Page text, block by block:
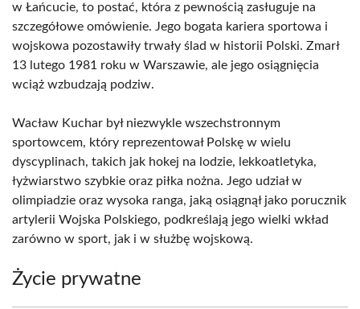
w Łańcucie, to postać, która z pewnością zasługuje na
szczegółowe omówienie. Jego bogata kariera sportowa i
wojskowa pozostawiły trwały ślad w historii Polski. Zmarł
13 lutego 1981 roku w Warszawie, ale jego osiągnięcia
wciąż wzbudzają podziw.
Wacław Kuchar był niezwykle wszechstronnym
sportowcem, który reprezentował Polskę w wielu
dyscyplinach, takich jak hokej na lodzie, lekkoatletyka,
łyżwiarstwo szybkie oraz piłka nożna. Jego udział w
olimpiadzie oraz wysoka ranga, jaką osiągnął jako porucznik
artylerii Wojska Polskiego, podkreślają jego wielki wkład
zarówno w sport, jak i w służbę wojskową.
Życie prywatne